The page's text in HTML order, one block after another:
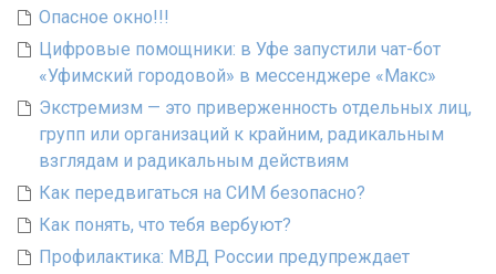
Опасное окно!!!
Цифровые помощники: в Уфе запустили чат-бот
«Уфимский городовой» в мессенджере «Макс»
Экстремизм — это приверженность отдельных лиц,
групп или организаций к крайним, радикальным
взглядам и радикальным действиям
Как передвигаться на СИМ безопасно?
Как понять, что тебя вербуют?
Профилактика: МВД России предупреждает